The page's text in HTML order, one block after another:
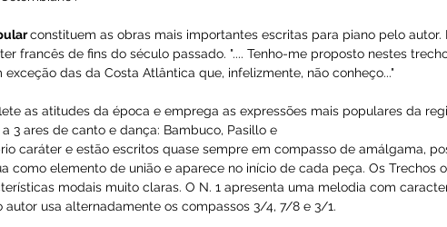
em 1880 e faleceu em 1971. Foi discípulo de Figueroa, S.
na Schola Cantorum de Paris e de composição com Vincent
Foi professor da Academia Nacional de Música de Bogotá e
o em 1942. Paralelamente ao seu muito importante
uma ópera, Furatena; composições orquestrais, 11
3 peças para voz e orquestra, 3 ballets, 10 quartetos para
Mina de Réquiem, 5 obras religiosas, 7 coleções de canções,